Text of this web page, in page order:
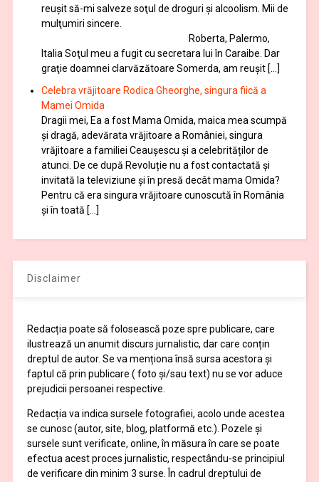
reuşit să-mi salveze soţul de droguri și alcoolism. Mii de
mulţumiri sincere.
Roberta, Palermo,
Italia Soţul meu a fugit cu secretara lui în Caraibe. Dar
graţie doamnei clarvăzătoare Somerda, am reuşit […]
Celebra vrăjitoare Rodica Gheorghe, singura fiică a
Mamei Omida
Dragii mei, Ea a fost Mama Omida, maica mea scumpă
și dragă, adevărata vrăjitoare a României, singura
vrăjitoare a familiei Ceaușescu și a celebrităților de
atunci. De ce după Revoluție nu a fost contactată și
invitată la televiziune și în presă decât mama Omida?
Pentru că era singura vrăjitoare cunoscută în România
și în toată […]
Disclaimer
Redacția poate să folosească poze spre publicare, care
ilustrează un anumit discurs jurnalistic, dar care conțin
dreptul de autor. Se va menționa însă sursa acestora și
faptul că prin publicare ( foto și/sau text) nu se vor aduce
prejudicii persoanei respective.
Redacția va indica sursele fotografiei, acolo unde acestea
se cunosc (autor, site, blog, platformă etc.). Pozele și
sursele sunt verificate, online, în măsura în care se poate
efectua acest proces jurnalistic, respectându-se principiul
de verificare din minim 3 surse. În cadrul dreptului de